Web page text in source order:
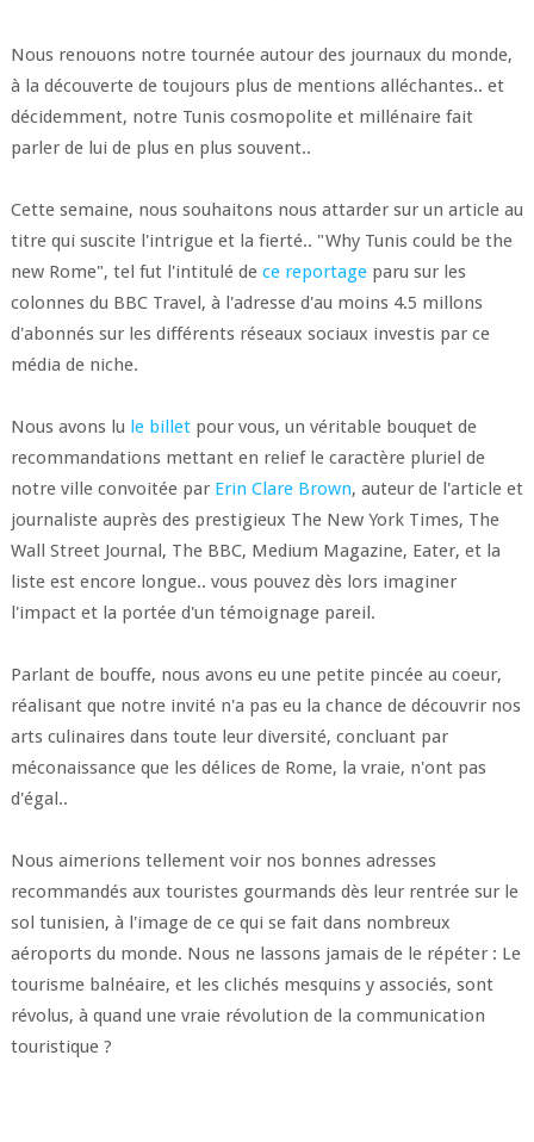
Nous renouons notre tournée autour des journaux du monde,
à la découverte de toujours plus de mentions alléchantes.. et
décidemment, notre Tunis cosmopolite et millénaire fait
parler de lui de plus en plus souvent..
Cette semaine, nous souhaitons nous attarder sur un article au
titre qui suscite l'intrigue et la fierté.. "Why Tunis could be the
new Rome", tel fut l'intitulé de ce reportageparu sur les
colonnes du BBC Travel, à l'adresse d'au moins 4.5 millons
d'abonnés sur les différents réseaux sociaux investis par ce
média de niche.
Nous avons lu le billetpour vous, un véritable bouquet de
recommandations mettant en relief le caractère pluriel de
notre ville convoitée par Erin Clare Brown, auteur de l'article et
journaliste auprès des prestigieux The New York Times, The
Wall Street Journal, The BBC, Medium Magazine, Eater, et la
liste est encore longue.. vous pouvez dès lors imaginer
l'impact et la portée d'un témoignage pareil.
Parlant de bouffe, nous avons eu une petite pincée au coeur,
réalisant que notre invité n'a pas eu la chance de découvrir nos
arts culinaires dans toute leur diversité, concluant par
méconaissance que les délices de Rome, la vraie, n'ont pas
d'égal..
Nous aimerions tellement voir nos bonnes adresses
recommandés aux touristes gourmands dès leur rentrée sur le
sol tunisien, à l'image de ce qui se fait dans nombreux
aéroports du monde. Nous ne lassons jamais de le répéter : Le
tourisme balnéaire, et les clichés mesquins y associés, sont
révolus, à quand une vraie révolution de la communication
touristique ?